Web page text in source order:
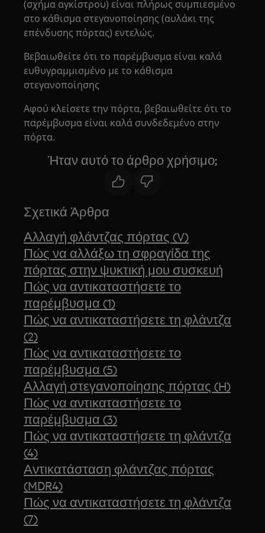
(σχήμα αγκίστρου) είναι πλήρως συμπιεσμένο
στο κάθισμα στεγανοποίησης (αυλάκι της
επένδυσης πόρτας) εντελώς.
Βεβαιωθείτε ότι το παρέμβυσμα είναι καλά
ευθυγραμμισμένο με το κάθισμα
στεγανοποίησης
Αφού κλείσετε την πόρτα, βεβαιωθείτε ότι το
παρέμβυσμα είναι καλά συνδεδεμένο στην
πόρτα.
Ήταν αυτό το άρθρο χρήσιμο;
Σχετικά Άρθρα
Αλλαγή φλάντζας πόρτας (V)
Πώς να αλλάξω τη σφραγίδα της
πόρτας στην ψυκτική μου συσκευή
Πώς να αντικαταστήσετε το
παρέμβυσμα (1)
Πώς να αντικαταστήσετε τη φλάντζα
(2)
Πώς να αντικαταστήσετε το
παρέμβυσμα (5)
Αλλαγή στεγανοποίησης πόρτας (H)
Πώς να αντικαταστήσετε το
παρέμβυσμα (3)
Πώς να αντικαταστήσετε τη φλάντζα
(4)
Αντικατάσταση φλάντζας πόρτας
(MDR4)
Πώς να αντικαταστήσετε τη φλάντζα
(7)